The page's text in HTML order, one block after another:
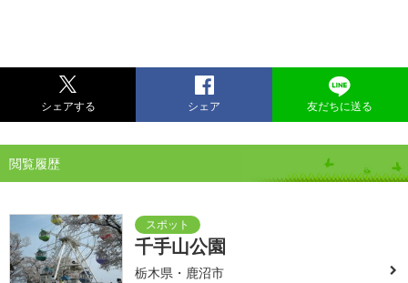
シェアする シェア 友だちに送る
閲覧履歴
千手山公園
栃木県・鹿沼市